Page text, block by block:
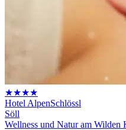
★★★★
Hotel AlpenSchlössl
Söll
Wellness und Natur am Wilden